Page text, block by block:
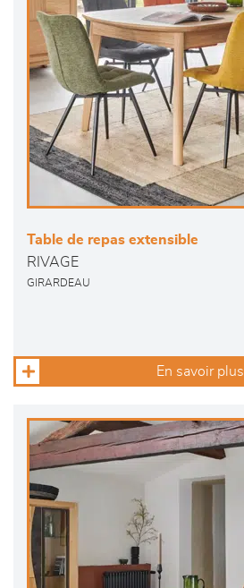
Table de repas extensible
RIVAGE
GIRARDEAU
En savoir plus